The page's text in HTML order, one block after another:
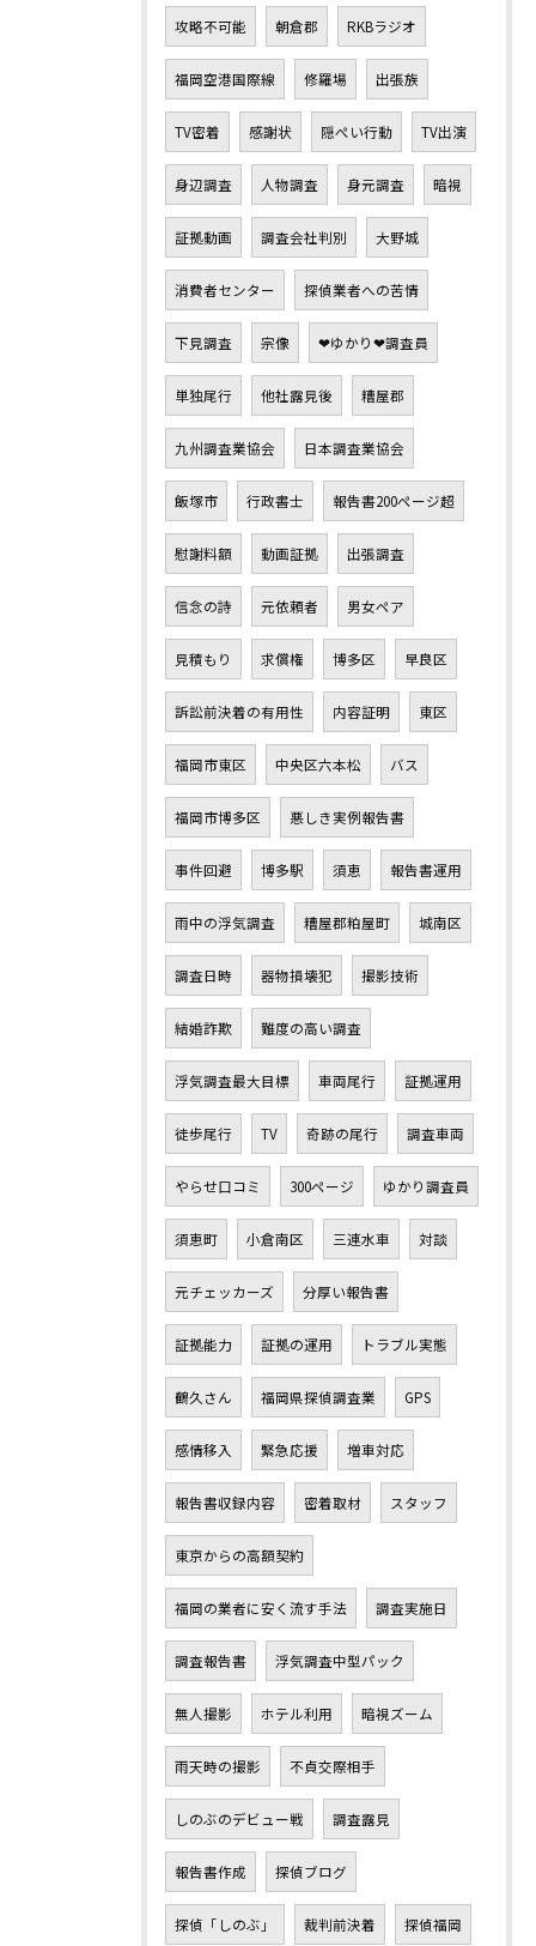
攻略不可能 朝倉郡 RKBラジオ
福岡空港国際線 修羅場 出張族
TV密着 感謝状 隠ぺい行動 TV出演
身辺調査 人物調査 身元調査 暗視
証拠動画 調査会社判別 大野城
消費者センター 探偵業者への苦情
下見調査 宗像 ❤ゆかり❤調査員
単独尾行 他社露見後 糟屋郡
九州調査業協会 日本調査業協会
飯塚市 行政書士 報告書200ページ超
慰謝料額 動画証拠 出張調査
信念の詩 元依頼者 男女ペア
見積もり 求償権 博多区 早良区
訴訟前決着の有用性 内容証明 東区
福岡市東区 中央区六本松 バス
福岡市博多区 悪しき実例報告書
事件回避 博多駅 須恵 報告書運用
雨中の浮気調査 糟屋郡粕屋町 城南区
調査日時 器物損壊犯 撮影技術
結婚詐欺 難度の高い調査
浮気調査最大目標 車両尾行 証拠運用
徒歩尾行 TV 奇跡の尾行 調査車両
やらせ口コミ 300ページ ゆかり調査員
須恵町 小倉南区 三連水車 対談
元チェッカーズ 分厚い報告書
証拠能力 証拠の運用 トラブル実態
鶴久さん 福岡県探偵調査業 GPS
感情移入 緊急応援 増車対応
報告書収録内容 密着取材 スタッフ
東京からの高額契約
福岡の業者に安く流す手法 調査実施日
調査報告書 浮気調査中型パック
無人撮影 ホテル利用 暗視ズーム
雨天時の撮影 不貞交際相手
しのぶのデビュー戦 調査露見
報告書作成 探偵ブログ
探偵「しのぶ」 裁判前決着 探偵福岡